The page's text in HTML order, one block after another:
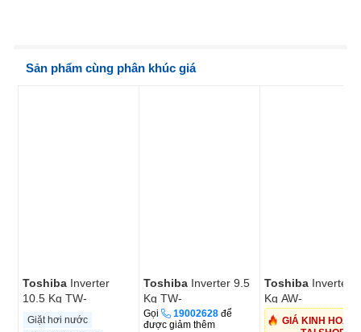
Sản phẩm cùng phân khúc giá
Toshiba Inverter
10.5 Kg TW-
BL115A2V(SS)
Giặt hơi nước
Toshiba Inverter 9.5
Kg TW-
T23BU105UWV(MG)
Gọi 19002628 để
được giảm thêm
Toshiba Inverter
Kg AW-
DM1400LV(MK)
GIÁ KINH